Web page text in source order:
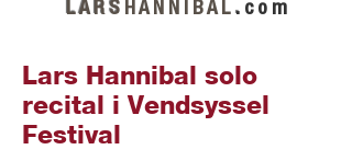
L A R S H A N N I B A L . c o m
Lars Hannibal solo
recital i Vendsyssel
Festival